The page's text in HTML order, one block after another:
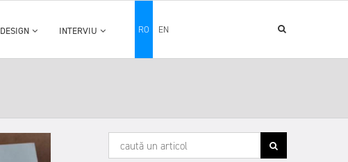
DESIGN INTERVIU RO EN